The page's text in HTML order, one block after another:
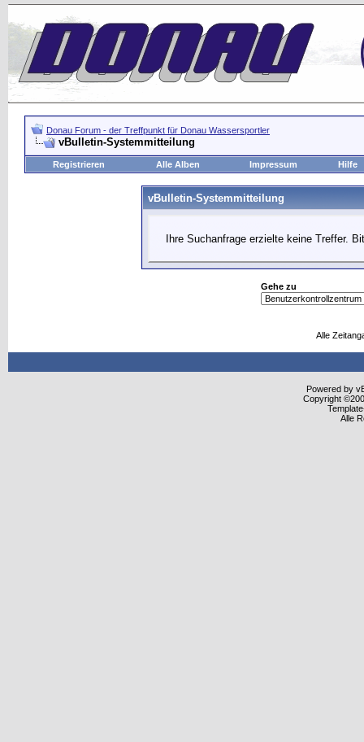
Donau Forum - der Treffpunkt für Donau Wassersportler
vBulletin-Systemmitteilung
Registrieren Alle Alben Impressum Hilfe
vBulletin-Systemmitteilung
Ihre Suchanfrage erzielte keine Treffer.
Gehe zu
Alle
Powered by
Copyright
Alle